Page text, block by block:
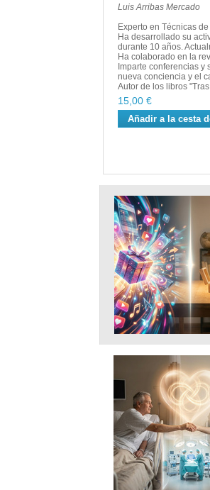
Luis Arribas Mercado
Experto en Técnicas
Ha desarrollado su
durante 10 años.
Ha colaborado en la
Imparte conferencias
nueva conciencia y el
Autor de los libros
15,00 €